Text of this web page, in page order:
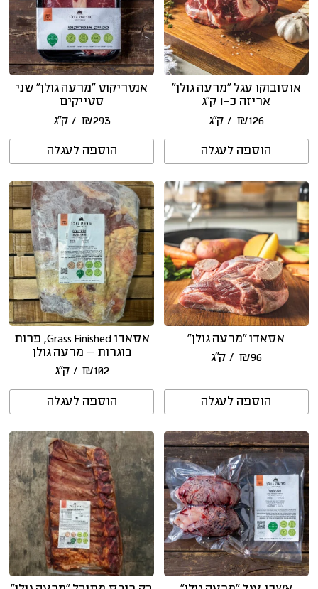
אוסובוקו עגל “מרעה גולן”
אריזה כ-1 ק״ג
₪126 / ק״ג
הוספה לעגלה
אנטריקוט ״מרעה גולן״ שני
סטייקים
₪293 / ק״ג
הוספה לעגלה
אסאדו ״מרעה גולן״
₪96 / ק״ג
הוספה לעגלה
אסאדו Grass Finished, פרות
בוגרות – מרעה גולן
₪102 / ק״ג
הוספה לעגלה